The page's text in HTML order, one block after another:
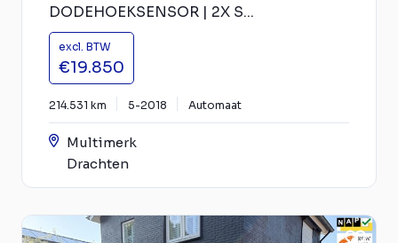
DODEHOEKSENSOR | 2X S...
excl. BTW
€19.850
214.531 km 5-2018 Automaat
Multimerk
Drachten